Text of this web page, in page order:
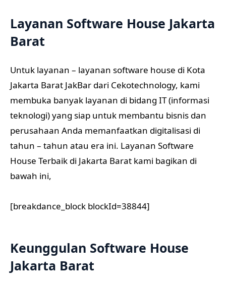
Layanan Software House Jakarta
Barat
Untuk layanan – layanan software house di Kota
Jakarta Barat JakBar dari Cekotechnology, kami
membuka banyak layanan di bidang IT (informasi
teknologi) yang siap untuk membantu bisnis dan
perusahaan Anda memanfaatkan digitalisasi di
tahun – tahun atau era ini. Layanan Software
House Terbaik di Jakarta Barat kami bagikan di
bawah ini,
[breakdance_block blockId=38844]
Keunggulan Software House
Jakarta Barat